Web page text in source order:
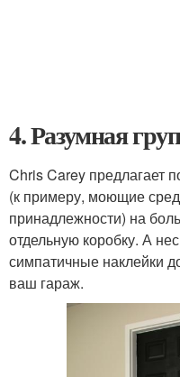
4. Разумная
Chris Carey предлагает
(к примеру, моющие
принадлежности) на
отдельную коробку. А
симпатичные наклейки
ваш гараж.